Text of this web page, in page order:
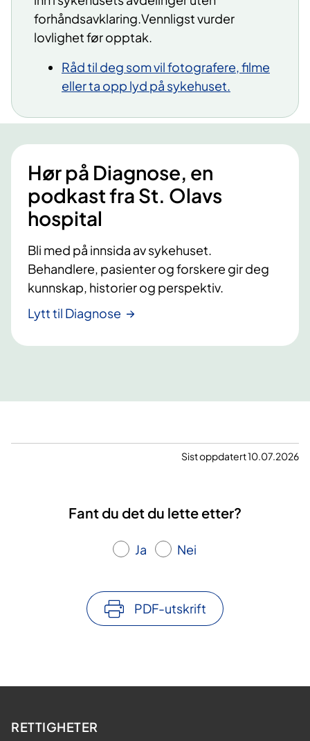
forhåndsavklaring.Vennligst vurder
lovlighet før opptak.
​Råd til deg som vil fotografere, filme
eller ta opp lyd på sykehuset.​
Hør på Diagnose, en
podkast fra St. Olavs
hospital
Bli med på innsida av sykehuset.
Behandlere, pasienter og forskere gir deg
kunnskap, historier og perspektiv.
Lytt til Diagnose
Sist oppdatert 10.07.2026
Fant du det du lette etter?
Ja Nei
PDF-utskrift
RETTIGHETER